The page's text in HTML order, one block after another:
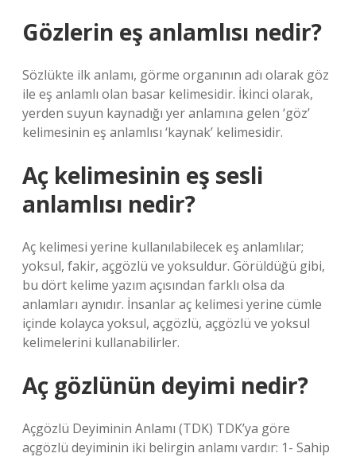
Gözlerin eş anlamlısı nedir?
Sözlükte ilk anlamı, görme organının adı olarak göz
ile eş anlamlı olan basar kelimesidir. İkinci olarak,
yerden suyun kaynadığı yer anlamına gelen ‘göz’
kelimesinin eş anlamlısı ‘kaynak’ kelimesidir.
Aç kelimesinin eş sesli
anlamlısı nedir?
Aç kelimesi yerine kullanılabilecek eş anlamlılar;
yoksul, fakir, açgözlü ve yoksuldur. Görüldüğü gibi,
bu dört kelime yazım açısından farklı olsa da
anlamları aynıdır. İnsanlar aç kelimesi yerine cümle
içinde kolayca yoksul, açgözlü, açgözlü ve yoksul
kelimelerini kullanabilirler.
Aç gözlünün deyimi nedir?
Açgözlü Deyiminin Anlamı (TDK) TDK’ya göre
açgözlü deyiminin iki belirgin anlamı vardır: 1- Sahip